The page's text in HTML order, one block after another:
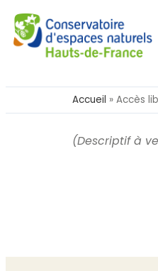
Accueil » Accès
(Descriptif à